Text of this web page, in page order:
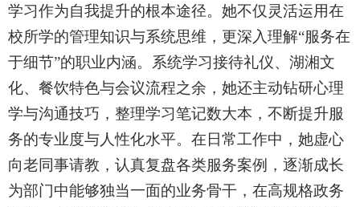
学习作为自我提升的根本途径。她不仅灵活运用在
校所学的管理知识与系统思维，更深入理解“服务在
于细节”的职业内涵。系统学习接待礼仪、湖湘文
化、餐饮特色与会议流程之余，她还主动钻研心理
学与沟通技巧，整理学习笔记数大本，不断提升服
务的专业度与人性化水平。在日常工作中，她虚心
向老同事请教，认真复盘各类服务案例，逐渐成长
为部门中能够独当一面的业务骨干，在高规格政务